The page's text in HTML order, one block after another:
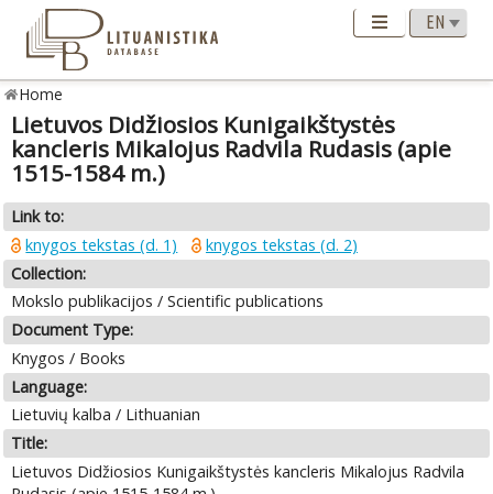
Home
Lietuvos Didžiosios Kunigaikštystės
kancleris Mikalojus Radvila Rudasis (apie
1515-1584 m.)
Link to:
knygos tekstas (d. 1)
knygos tekstas (d. 2)
Collection:
Mokslo publikacijos / Scientific publications
Document Type:
Knygos / Books
Language:
Lietuvių kalba / Lithuanian
Title:
Lietuvos Didžiosios Kunigaikštystės kancleris Mikalojus Radvila